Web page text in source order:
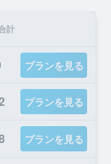
計
プランを見る
プランを見る
プランを見る